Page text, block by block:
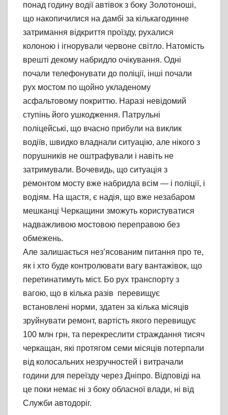
понад годину водії автівок з боку Золотоноші,
що накопичилися на дамбі за кількагодинне
затримання відкриття проїзду, рухалися
колоною і ігнорували червоне світло. Натомість
врешті декому набридло очікування. Одні
почали телефонувати до поліції, інші почали
рух мостом по щойно укладеному
асфальтовому покриттю. Наразі невідомий
ступінь його ушкодження. Патрульні
поліцейські, що вчасно прибули на виклик
водіїв, швидко владнали ситуацію, але нікого з
порушників не оштрафували і навіть не
затримували. Вочевидь, що ситуація з
ремонтом мосту вже набридла всім — і поліції, і
водіям. На щастя, є надія, що вже незабаром
мешканці Черкащини зможуть користуватися
надважливою мостовою переправою без
обмежень.
Але залишається нез’ясованим питання про те,
як і хто буде контролювати вагу вантажівок, що
перетинатимуть міст. Бо рух транспорту з
вагою, що в кілька разів перевищує
встановлені норми, здатен за кілька місяців
зруйнувати ремонт, вартість якого перевищує
100 млн грн, та перекреслити страждання тисяч
черкащан, які протягом семи місяців потерпали
від колосальних незручностей і витрачали
години для переїзду через Дніпро. Відповіді на
це поки немає ні з боку обласної влади, ні від
Служби автодоріг.